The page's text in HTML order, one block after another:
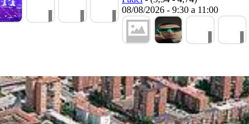
08/08/2026 - 9:30 a 11:00